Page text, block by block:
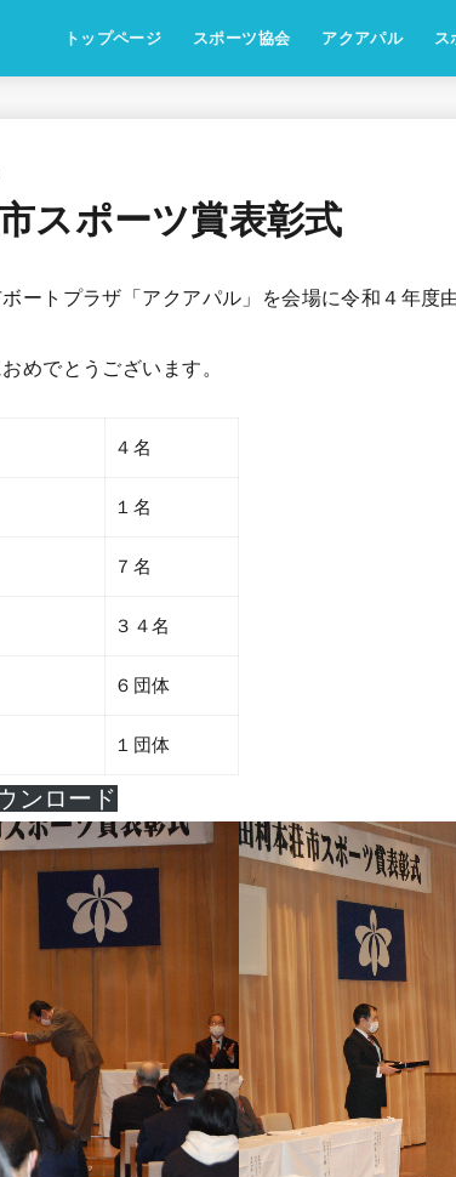
トップページ スポーツ協会 アクアパル ス
スポーツ賞表彰式
ートプラザ「アクアパル」を会場に令和４年度
めでとうございます。
４名
１名
７名
３４名
６団体
１団体
ンロード